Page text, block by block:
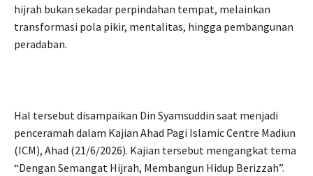
hijrah bukan sekadar perpindahan tempat, melainkan
transformasi pola pikir, mentalitas, hingga pembangunan
peradaban.
Hal tersebut disampaikan Din Syamsuddin saat menjadi
penceramah dalam Kajian Ahad Pagi Islamic Centre Madiun
(ICM), Ahad (21/6/2026). Kajian tersebut mengangkat tema
“Dengan Semangat Hijrah, Membangun Hidup Berizzah”.